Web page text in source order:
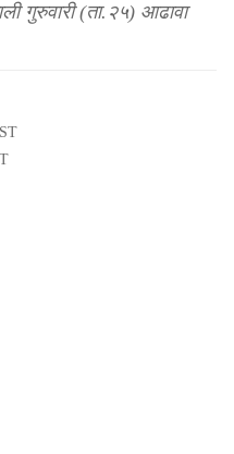
गुरुवारी (ता.२५) आढावा